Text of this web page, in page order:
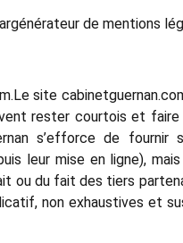
de mentions
site
rester courtois et
s’efforce de fournir
leur mise en ligne),
ou du fait des tiers
non exhaustives et